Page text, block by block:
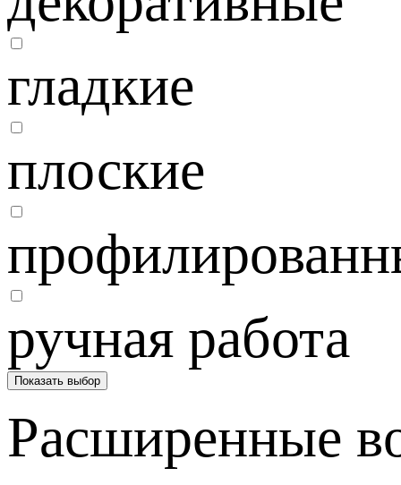
гладкие
плоские
ручная работа
Показать выбор
Расширенные